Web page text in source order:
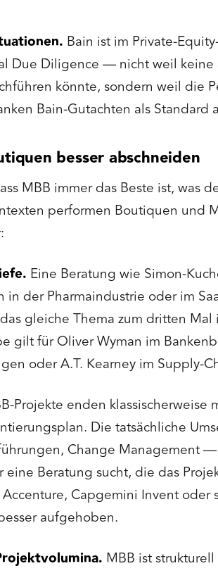
Bain ist im Private-
Due Diligence — nicht weil keine
könnte, sondern weil die
Bain-Gutachten als Standard
besser abschneiden
MBB immer das Beste ist, was
performen Boutiquen und
Eine Beratung wie Simon-
in der Pharmaindustrie oder im
gleiche Thema zum dritten
gilt für Oliver Wyman im
oder A.T. Kearney im Supply-
Projekte enden klassischerweise
Die tatsächliche
Change Management
Beratung sucht, die das
Capgemini Invent oder
aufgehoben.
MBB ist